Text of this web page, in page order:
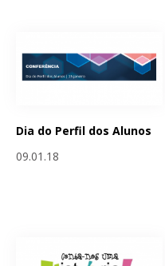
Dia do Perfil dos Alunos
09.01.18
Páginas